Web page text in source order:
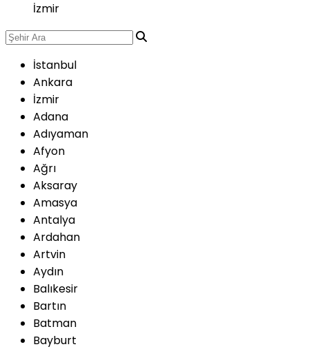
İzmir
İstanbul
Ankara
İzmir
Adana
Adıyaman
Afyon
Ağrı
Aksaray
Amasya
Antalya
Ardahan
Artvin
Aydın
Balıkesir
Bartın
Batman
Bayburt